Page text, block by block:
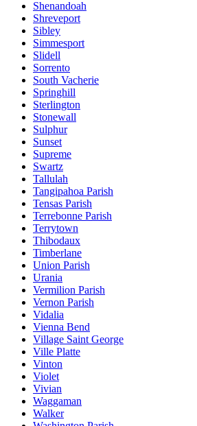
Shenandoah
Shreveport
Sibley
Simmesport
Slidell
Sorrento
South Vacherie
Springhill
Sterlington
Stonewall
Sulphur
Sunset
Supreme
Swartz
Tallulah
Tangipahoa Parish
Tensas Parish
Terrebonne Parish
Terrytown
Thibodaux
Timberlane
Union Parish
Urania
Vermilion Parish
Vernon Parish
Vidalia
Vienna Bend
Village Saint George
Ville Platte
Vinton
Violet
Vivian
Waggaman
Walker